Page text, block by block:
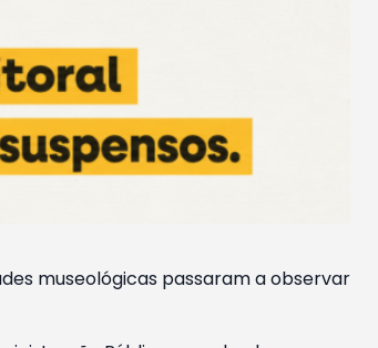
museológicas passaram a observar